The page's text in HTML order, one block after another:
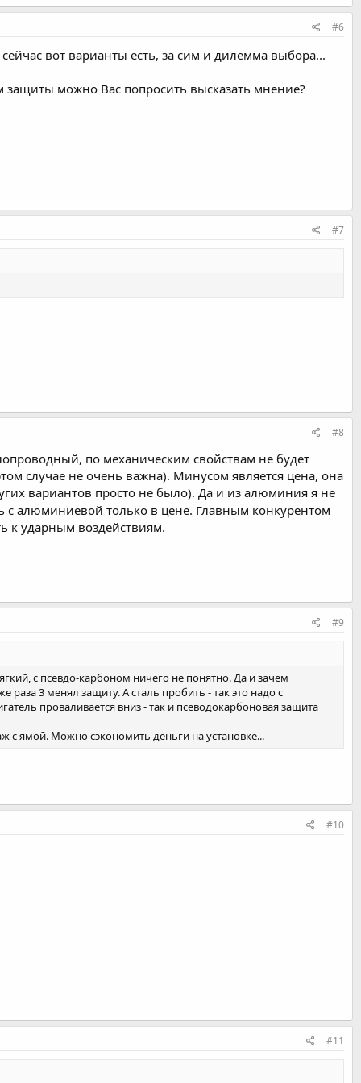
#6
вот варианты есть, за сим и дилемма выбора...
защиты можно Вас попросить высказать мнение?
#7
#8
по механическим свойствам не будет
случае не очень важна). Минусом является цена, она
вариантов просто не было). Да и из алюминия я не
с алюминиевой только в цене. Главным конкурентом
к ударным воздействиям.
#9
с псевдо-карбоном ничего не понятно. Да и зачем
раза 3 менял защиту. А сталь пробить - так это надо с
проваливается вниз - так и псеводокарбоновая защита
с ямой. Можно сэкономить деньги на установке...
#10
#11